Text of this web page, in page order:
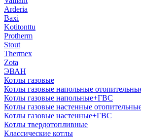
Arderia
Baxi
Kotitonttu
Protherm
Stout
Thermex
Zota
ЭВАН
Котлы газовые
Котлы газовые напольные
Котлы газовые напольные+ГВС
Котлы газовые настенные
Котлы газовые настенные+ГВС
Котлы твердотопливные
Классические котлы